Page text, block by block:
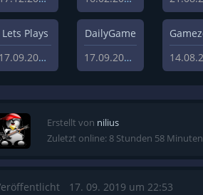
Lets Plays
17.09.2019
DailyGame
17.09.2019
Erstellt von nilius
Zuletzt online: 8 Stunden 58 Minuten
17. 09. 2019 um 22:53